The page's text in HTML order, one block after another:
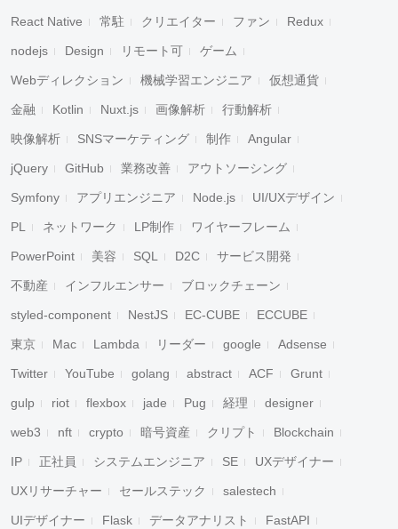
React Native 常駐 クリエイター ファン Redux
nodejs Design リモート可 ゲーム
Webディレクション 機械学習エンジニア 仮想通貨
金融 Kotlin Nuxt.js 画像解析 行動解析
映像解析 SNSマーケティング 制作 Angular
jQuery GitHub 業務改善 アウトソーシング
Symfony アプリエンジニア Node.js UI/UXデザイン
PL ネットワーク LP制作 ワイヤーフレーム
PowerPoint 美容 SQL D2C サービス開発
不動産 インフルエンサー ブロックチェーン
styled-component NestJS EC-CUBE ECCUBE
東京 Mac Lambda リーダー google Adsense
Twitter YouTube golang abstract ACF Grunt
gulp riot flexbox jade Pug 経理 designer
web3 nft crypto 暗号資産 クリプト Blockchain
IP 正社員 システムエンジニア SE UXデザイナー
UXリサーチャー セールステック salestech
UIデザイナー Flask データアナリスト FastAPI